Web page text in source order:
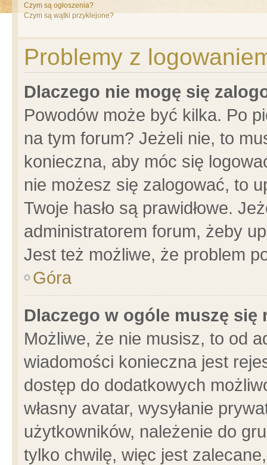
Czym są ogłoszenia?
Czym są wątki przyklejone?
Problemy z
Dlaczego nie mogę się
Powodów może być kilka. Po
na tym forum? Jeżeli nie, to
konieczna, aby móc się
nie możesz się zalogować, to
Twoje hasło są prawidłowe.
administratorem forum, żeby
Jest też możliwe, że problem
Góra
Dlaczego w ogóle muszę się
Możliwe, że nie musisz, to od
wiadomości konieczna jest
dostęp do dodatkowych
własny avatar, wysyłanie
użytkowników, należenie do
tylko chwilę, więc jest